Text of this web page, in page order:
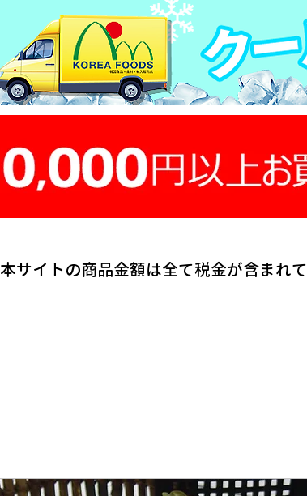
本サイトの商品金額は全て税金が含まれて